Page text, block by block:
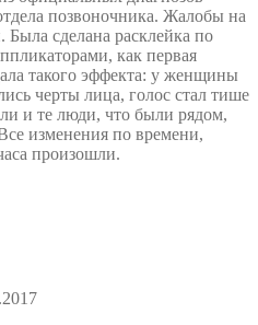
позвоночника. Жалобы на
сделана расклейка по
как первая
такого эффекта: у женщины
черты лица, голос стал тише
и те люди, что были рядом,
изменения по времени,
произошли.